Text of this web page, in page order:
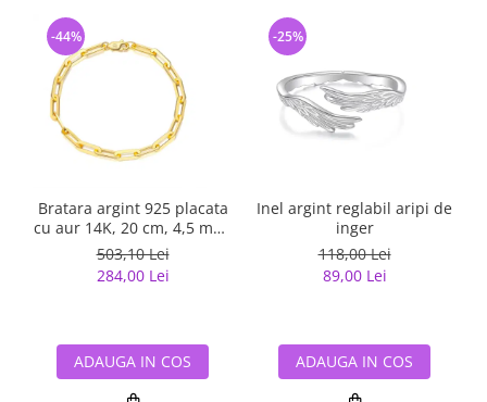
Bratara argint 925 placata
cu aur 14K, 20 cm, 4,5 mm,
tip agrafa, UNISEX
503,10 Lei
284,00 Lei
-44%
ADAUGA IN COS
Inel argint reglabil aripi de
inger
118,00 Lei
89,00 Lei
-25%
ADAUGA IN COS